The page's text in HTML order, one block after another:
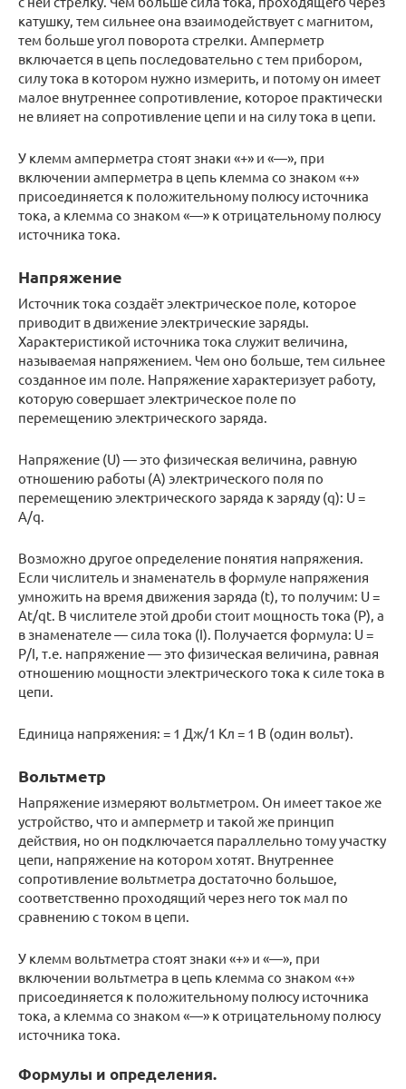
катушку, тем сильнее она взаимодействует с магнитом,
тем больше угол поворота стрелки. Амперметр
включается в цепь последовательно с тем прибором,
силу тока в котором нужно измерить, и потому он имеет
малое внутреннее сопротивление, которое практически
не влияет на сопротивление цепи и на силу тока в цепи.
У клемм амперметра стоят знаки «+» и «—», при
включении амперметра в цепь клемма со знаком «+»
присоединяется к положительному пoлюсу источника
тока, а клемма со знаком «—» к отрицательному пoлюсу
истoчникa тока.
Напряжение
Источник тока создаёт электрическое поле, которое
приводит в движение электрические заряды.
Характеристикой источника тока служит величина,
называемая напряжением. Чем оно больше, тем сильнее
созданное им поле. Напряжение характеризует работу,
которую совершает электрическое поле по
перемещению электрического заряда.
Напряжение (U) — это физическая величина, равную
отношению работы (А) электрического поля по
перемещению электрического заряда к заряду (q): U =
A/q.
Возможно другое определение понятия напряжения.
Если числитель и знаменатель в формуле напряжения
умножить на время движения заряда (t), то получим: U =
At/qt. В числителе этой дроби стоит мощность тока (Р), а
в знаменателе — сила тока (I). Получается формула: U =
Р/I, т.е. напряжение — это физическая величина, равная
отношению мощности электрического тока к силе тока в
цепи.
Единица напряжения: = 1 Дж/1 Кл = 1 В (один вольт).
Вольтметр
Напряжение измеряют вольтметром. Он имеет такое же
устройство, что и амперметр и такой же принцип
действия, но он подключается параллельно тому участку
цепи, напряжение на котором хотят. Внутреннее
сопротивление вольтметра достаточно большое,
соответственно проходящий через него ток мал по
сравнению с током в цепи.
У клемм вольтметра стоят знаки «+» и «—», при
включении вольтметра в цепь клeмма со знаком «+»
присоединяется к положительному полюсу источника
тока, а клеммa со знаком «—» к отрицательному полюсу
источника тока.
Формулы и определения.